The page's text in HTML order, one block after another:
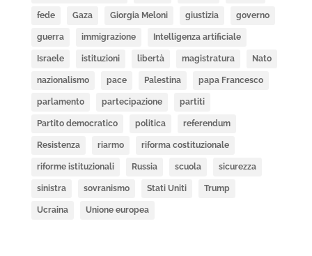
fede Gaza Giorgia Meloni giustizia governo
guerra immigrazione Intelligenza artificiale
Israele istituzioni libertà magistratura Nato
nazionalismo pace Palestina papa Francesco
parlamento partecipazione partiti
Partito democratico politica referendum
Resistenza riarmo riforma costituzionale
riforme istituzionali Russia scuola sicurezza
sinistra sovranismo Stati Uniti Trump
Ucraina Unione europea